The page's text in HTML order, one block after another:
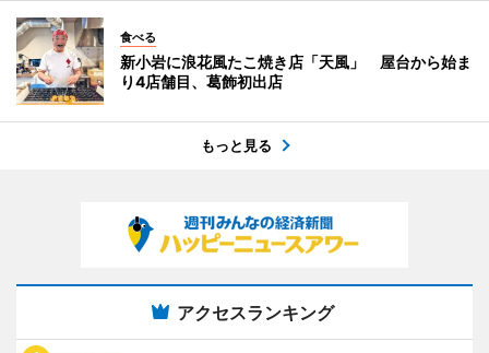
食べる
新小岩に浪花風たこ焼き店「天風」 屋台から始ま
り4店舗目、葛飾初出店
もっと見る
アクセスランキング